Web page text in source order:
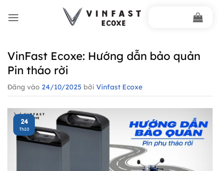
qua
VinFast Ecoxe: Hướng dẫn bảo quản
Pin tháo rời
Đăng vào 24/10/2025 bởi Vinfast Ecoxe
24
Th10